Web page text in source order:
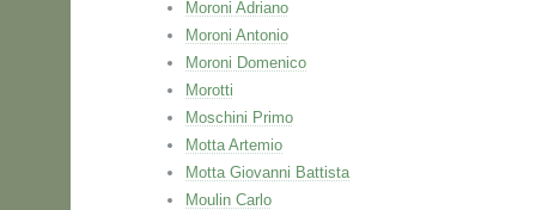
Moroni Adriano
Moroni Antonio
Moroni Domenico
Morotti
Moschini Primo
Motta Artemio
Motta Giovanni Battista
Moulin Carlo